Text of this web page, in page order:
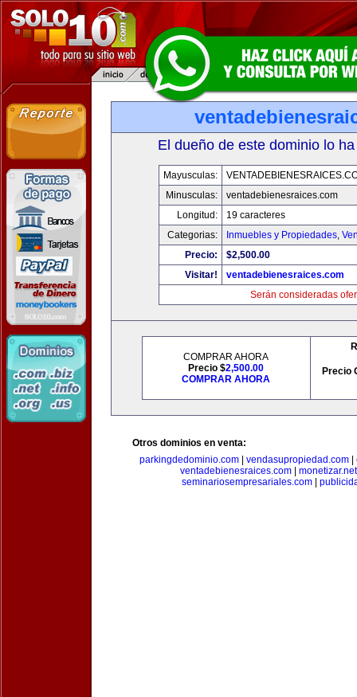
El dueño de este dominio lo
Mayusculas:
Minusculas:
ventadebienesraices.com
Longitud:
19 caracteres
Categorias:
Inmuebles y Propiedades,
Precio:
$2,500.00
Visitar!
ventadebienesraices.com
Serán consideradas
COMPRAR AHORA
Precio $2,500.00
COMPRAR AHORA
Precio
Otros dominios en venta:
parkingdedominio.com| vendasupropiedad.com|
ventadebienesraices.com
monetizar.net
seminariosempresariales.com